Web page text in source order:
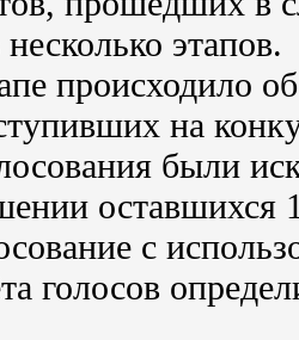
этапов.
происходило
на
были
оставшихся
с
голосов